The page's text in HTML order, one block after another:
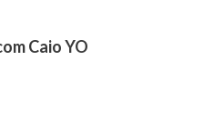
Caio YO